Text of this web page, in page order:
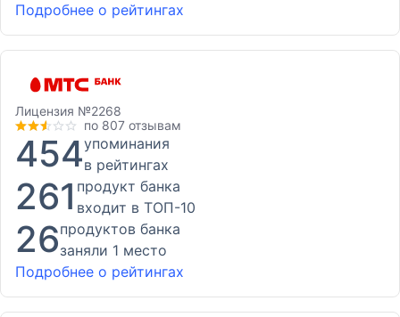
Подробнее о рейтингах
Лицензия №2268
по 807 отзывам
454упоминания
в рейтингах
261 продукт банка
входит в ТОП-10
26продуктов банка
заняли 1 место
Подробнее о рейтингах